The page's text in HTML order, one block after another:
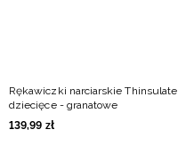
Rękawiczki narciarskie Thinsulate
dziecięce - granatowe
139,99 zł